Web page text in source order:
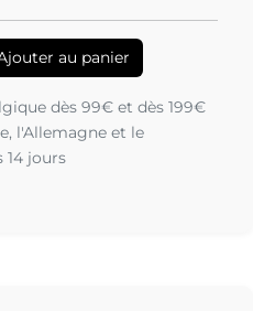
au panier
dès 99€ et dès 199€
l'Allemagne et le
14 jours